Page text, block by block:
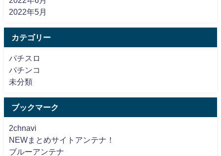
2022年5月
カテゴリー
パチスロ
パチンコ
未分類
ブックマーク
2chnavi
NEWまとめサイトアンテナ！
ブルーアンテナ